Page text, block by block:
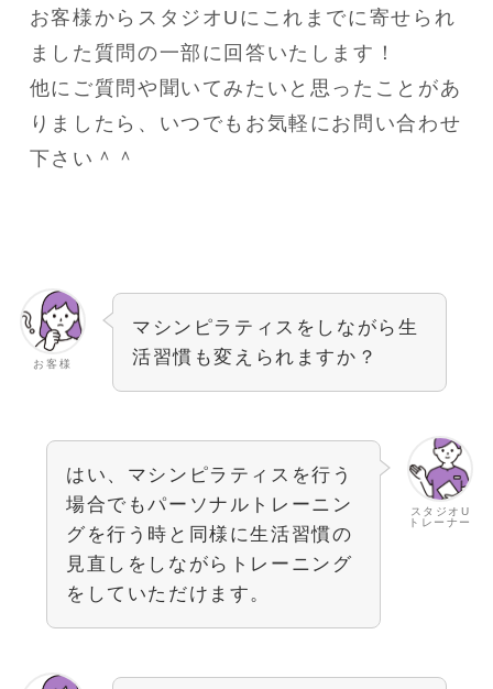
お客様からスタジオUにこれまでに寄せられ
ました質問の一部に回答いたします！
他にご質問や聞いてみたいと思ったことがあ
りましたら、いつでもお気軽にお問い合わせ
下さい＾＾
お客様
マシンピラティスをしながら生
活習慣も変えられますか？
スタジオU
トレーナー
はい、マシンピラティスを行う
場合でもパーソナルトレーニン
グを行う時と同様に生活習慣の
見直しをしながらトレーニング
をしていただけます。